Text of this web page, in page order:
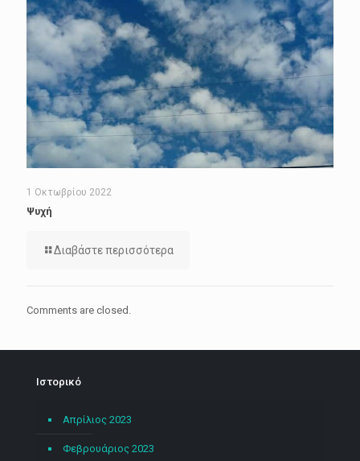
1 Οκτωβρίου 2022
Ψυχή
Διαβάστε περισσότερα
Comments are closed.
Ιστορικό
Απρίλιος 2023
Φεβρουάριος 2023